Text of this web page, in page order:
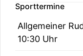
Sporttermine
Allgemeiner
10:30 Uhr